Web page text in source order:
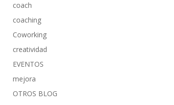
coach
coaching
Coworking
creatividad
EVENTOS
mejora
OTROS BLOG